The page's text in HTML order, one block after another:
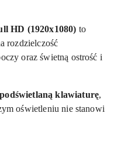
HD (1920x1080) to
rozdzielczość
oraz świetną ostrość i
podświetlaną klawiaturę,
oświetleniu nie stanowi